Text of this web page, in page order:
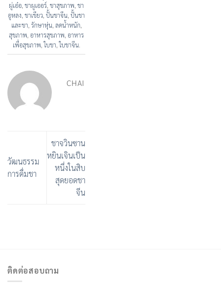
ผู่เอ๋อ, ชาผูเออร์, ชาสุขภาพ, ชา
อูหลง, ชาเขียว, ปั้นชาจีน, ปั้นชา
และชา, รักษาหุ่น, ลดน้ำหนัก,
สุขภาพ, อาหารสุขภาพ, อาหาร
เพื่อสุขภาพ,ใบชา,ใบชาจีน.
CHAI
วัฒนธรรม
การดื่มชา
ชาจวินซาน
หยินเจินเป็น
หนึ่งในสิบ
สุดยอดชา
จีน
ติดต่อสอบถาม